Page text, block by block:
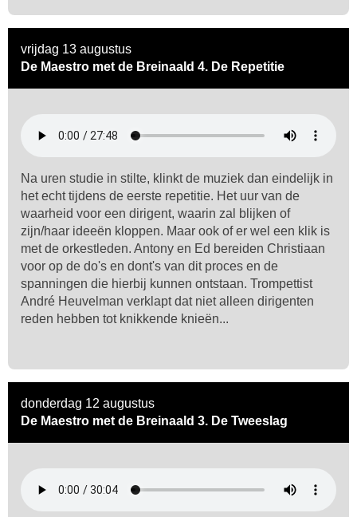
vrijdag 13 augustus
De Maestro met de Breinaald 4. De Repetitie
Na uren studie in stilte, klinkt de muziek dan eindelijk in
het echt tijdens de eerste repetitie. Het uur van de
waarheid voor een dirigent, waarin zal blijken of
zijn/haar ideeën kloppen. Maar ook of er wel een klik is
met de orkestleden. Antony en Ed bereiden Christiaan
voor op de do's en dont's van dit proces en de
spanningen die hierbij kunnen ontstaan. Trompettist
André Heuvelman verklapt dat niet alleen dirigenten
reden hebben tot knikkende knieën...
donderdag 12 augustus
De Maestro met de Breinaald 3. De Tweeslag